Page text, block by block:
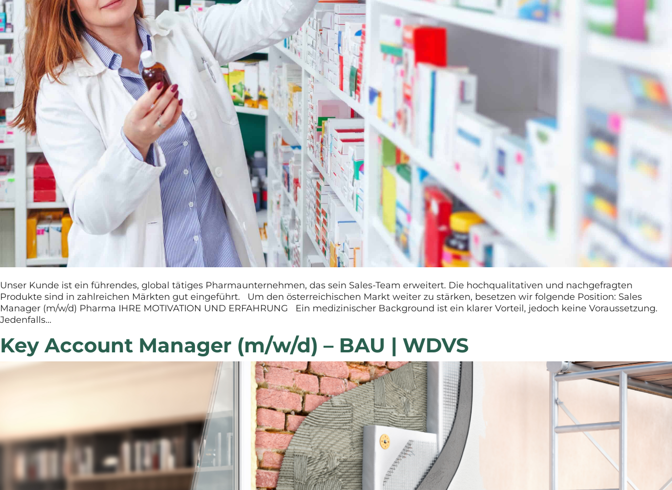
Unser Kunde ist ein führendes, global tätiges Pharmaunternehmen, das sein Sales-Team erweitert. Die hochqualitativen und nachgefragten
Produkte sind in zahlreichen Märkten gut eingeführt. Um den österreichischen Markt weiter zu stärken, besetzen wir folgende Position: Sales
Manager (m/w/d) Pharma IHRE MOTIVATION UND ERFAHRUNG Ein medizinischer Background ist ein klarer Vorteil, jedoch keine Voraussetzung.
Jedenfalls…
Key Account Manager (m/w/d) – BAU | WDVS